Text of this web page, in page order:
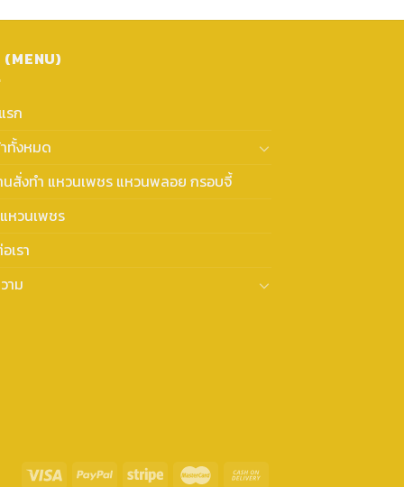
(MENU)
รก
ทั้งหมด
นสั่งทำ แหวนเพชร แหวนพลอย กรอบจี้
หวนเพชร
เรา
าม